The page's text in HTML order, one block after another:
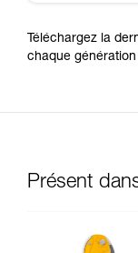
Téléchargez la
chaque génération
Présent